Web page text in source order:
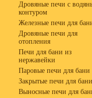
Дровяные печи с
контуром
Железные печи для
Дровяные печи для
отопления
Печи для бани из
нержавейки
Паровые печи для бани
Закрытые печи для бани
Выносные печи для